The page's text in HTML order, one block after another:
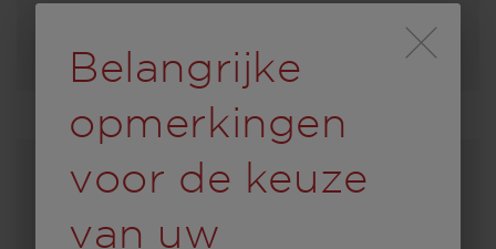
Durch Scrolling
Belangrijke
opmerkingen
voor de keuze
van uw